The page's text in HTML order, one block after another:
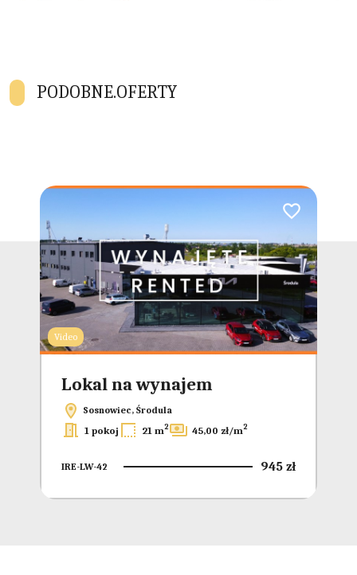
PODOBNE.OFERTY
Video
Dodaj do
Lokal na wynajem
Sosnowiec, Środula
1 pokoj 21 m2 45,00 zł/m2
IRE-LW-42 945 zł